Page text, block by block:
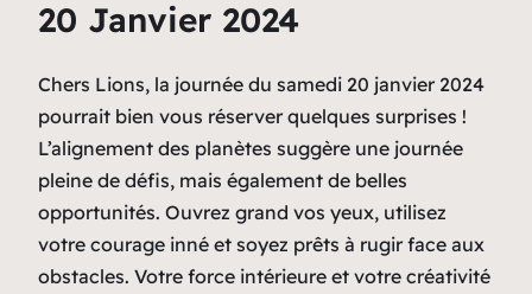
20 Janvier 2024
Chers Lions, la journée du samedi 20 janvier 2024
pourrait bien vous réserver quelques surprises !
L’alignement des planètes suggère une journée
pleine de défis, mais également de belles
opportunités. Ouvrez grand vos yeux, utilisez
votre courage inné et soyez prêts à rugir face aux
obstacles. Votre force intérieure et votre créativité